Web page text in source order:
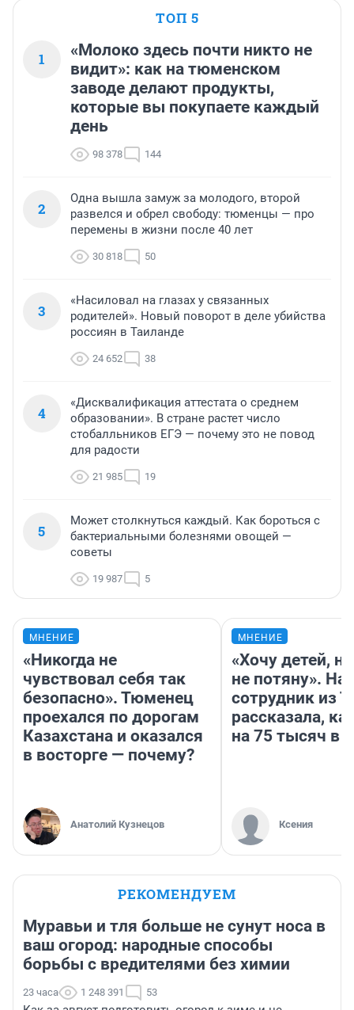
ТОП 5
1
«Молоко здесь почти никто не
видит»: как на тюменском
заводе делают продукты,
которые вы покупаете каждый
день
98 378 144
2
Одна вышла замуж за молодого, второй
развелся и обрел свободу: тюменцы — про
перемены в жизни после 40 лет
30 818 50
3
«Насиловал на глазах у связанных
родителей». Новый поворот в деле убийства
россиян в Таиланде
24 652 38
4
«Дисквалификация аттестата о среднем
образовании». В стране растет число
стобалльников ЕГЭ — почему это не повод
для радости
21 985 19
5
Может столкнуться каждый. Как бороться с
бактериальными болезнями овощей —
советы
19 987 5
МНЕНИЕ
«Никогда не
чувствовал себя так
безопасно». Тюменец
проехался по дорогам
Казахстана и оказался
в восторге — почему?
Анатолий Кузнецов
МНЕНИЕ
«Хочу детей,
не потяну».
сотрудник из
рассказала,
на 75 тысяч в
Ксения
РЕКОМЕНДУЕМ
Муравьи и тля больше не сунут носа в
ваш огород: народные способы
борьбы с вредителями без химии
23 часа 1 248 391 53